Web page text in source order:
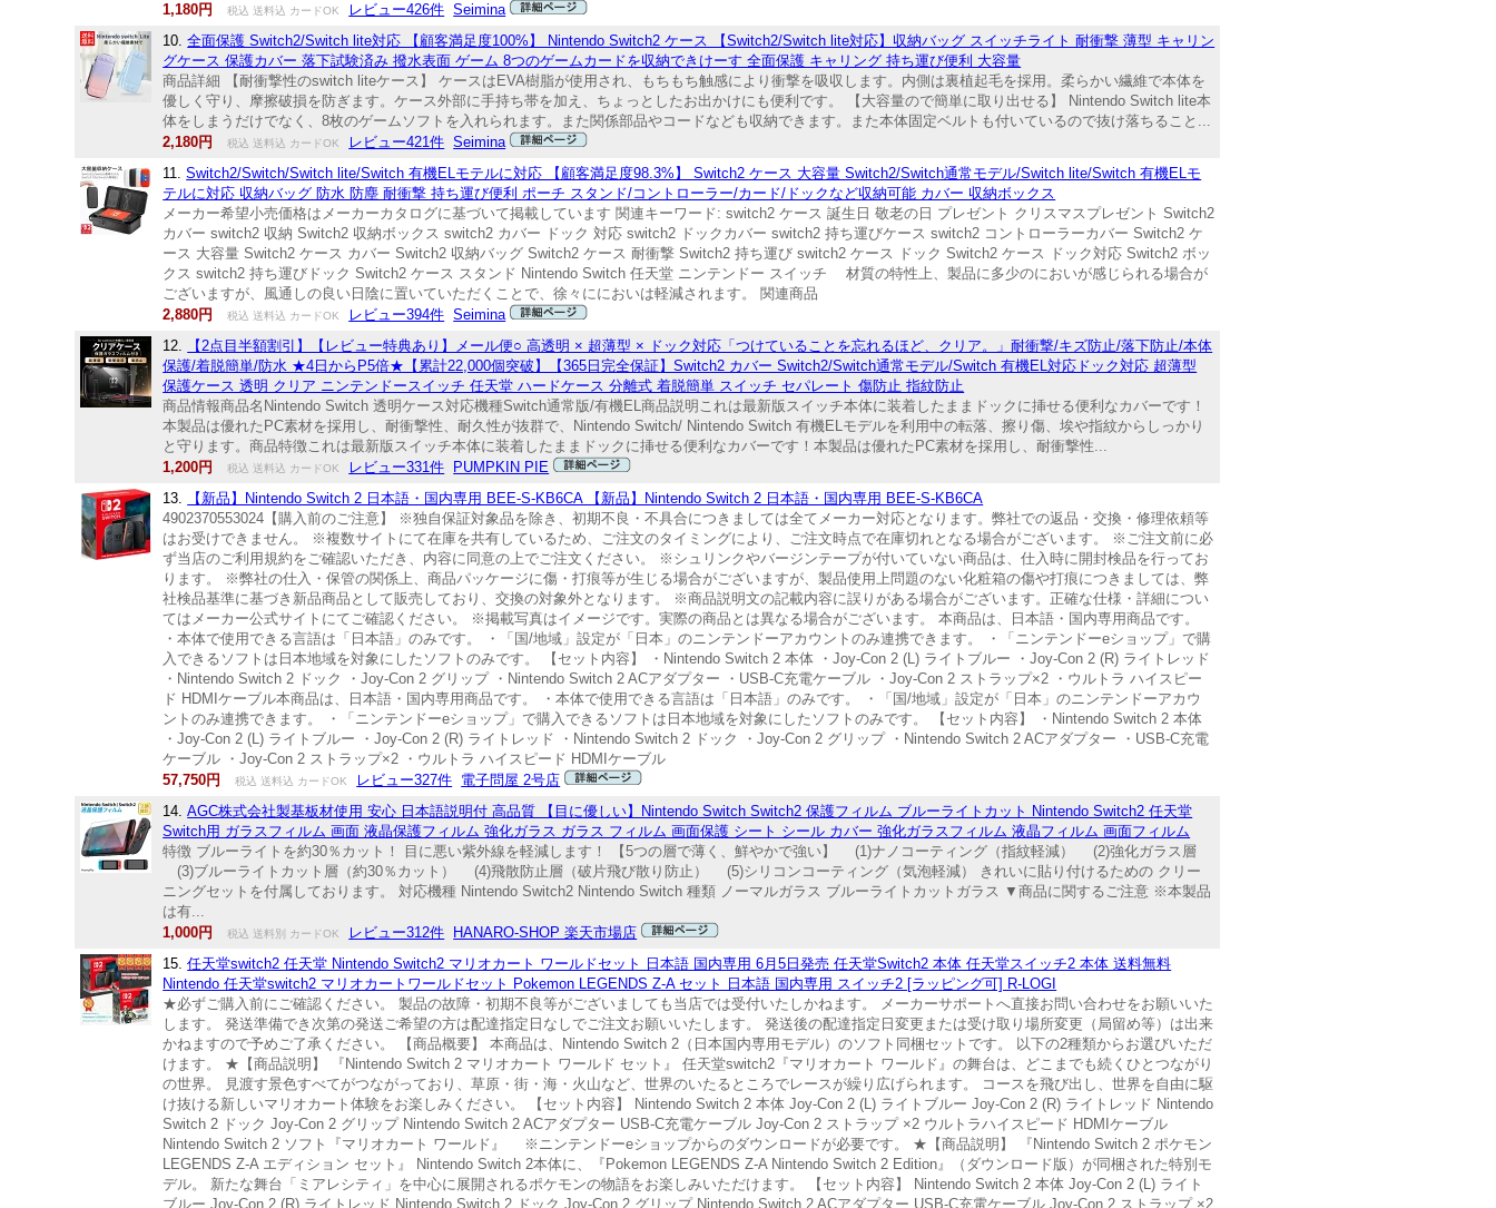
1,180円
税込 送料込 カードOK レビュー426件 Seimina
10.全面保護 Switch2/Switch lite対応 【顧客満足度100%】 Nintendo Switch2 ケース 【Switch2/Switch lite対応】収納バッグ スイッチライト 耐衝撃 薄型 キャリン
グケース 保護カバー 落下試験済み 撥水表面 ゲーム 8つのゲームカードを収納できけーす 全面保護 キャリング 持ち運び便利 大容量
商品詳細 【耐衝撃性のswitch liteケース】 ケースはEVA樹脂が使用され、もちもち触感により衝撃を吸収します。内側は裏植起毛を採用。柔らかい繊維で本体を
優しく守り、摩擦破損を防ぎます。ケース外部に手持ち帯を加え、ちょっとしたお出かけにも便利です。 【大容量ので簡単に取り出せる】 Nintendo Switch lite本
体をしまうだけでなく、8枚のゲームソフトを入れられます。また関係部品やコードなども収納できます。また本体固定ベルトも付いているので抜け落ちること...
2,180円
税込 送料込 カードOK レビュー421件 Seimina
11.Switch2/Switch/Switch lite/Switch 有機ELモテルに対応 【顧客満足度98.3%】 Switch2 ケース 大容量 Switch2/Switch通常モデル/Switch lite/Switch 有機ELモ
テルに対応 収納バッグ 防水 防塵 耐衝撃 持ち運び便利 ポーチ スタンド/コントローラー/カード/ドックなど収納可能 カバー 収納ボックス
メーカー希望小売価格はメーカーカタログに基づいて掲載しています 関連キーワード: switch2 ケース 誕生日 敬老の日 プレゼント クリスマスプレゼント Switch2
カバー switch2 収納 Switch2 収納ボックス switch2 カバー ドック 対応 switch2 ドックカバー switch2 持ち運びケース switch2 コントローラーカバー Switch2 ケ
ース 大容量 Switch2 ケース カバー Switch2 収納バッグ Switch2 ケース 耐衝撃 Switch2 持ち運び switch2 ケース ドック Switch2 ケース ドック対応 Switch2 ボッ
クス switch2 持ち運びドック Switch2 ケース スタンド Nintendo Switch 任天堂 ニンテンドー スイッチ 材質の特性上、製品に多少のにおいが感じられる場合が
ございますが、風通しの良い日陰に置いていただくことで、徐々ににおいは軽減されます。 関連商品
2,880円
税込 送料込 カードOK レビュー394件 Seimina
12.
【2点目半額割引】【レビュー特典あり】メール便○ 高透明 × 超薄型 × ドック対応「つけていることを忘れるほど、クリア。」耐衝撃/キズ防止/落下防止/本体
保護/着脱簡単/防水 ★4日からP5倍★【累計22,000個突破】【365日完全保証】Switch2 カバー Switch2/Switch通常モデル/Switch 有機EL対応ドック対応 超薄型
保護ケース 透明 クリア ニンテンドースイッチ 任天堂 ハードケース 分離式 着脱簡単 スイッチ セパレート 傷防止 指紋防止
商品情報商品名Nintendo Switch 透明ケース対応機種Switch通常版/有機EL商品説明これは最新版スイッチ本体に装着したままドックに挿せる便利なカバーです！
本製品は優れたPC素材を採用し、耐衝撃性、耐久性が抜群で、Nintendo Switch/ Nintendo Switch 有機ELモデルを利用中の転落、擦り傷、埃や指紋からしっかり
と守ります。商品特徴これは最新版スイッチ本体に装着したままドックに挿せる便利なカバーです！本製品は優れたPC素材を採用し、耐衝撃性...
1,200円
税込 送料込 カードOK レビュー331件
PUMPKIN PIE
13.
【新品】Nintendo Switch 2 日本語・国内専用 BEE-S-KB6CA 【新品】Nintendo Switch 2 日本語・国内専用 BEE-S-KB6CA
4902370553024【購入前のご注意】 ※独自保証対象品を除き、初期不良・不具合につきましては全てメーカー対応となります。弊社での返品・交換・修理依頼等
はお受けできません。 ※複数サイトにて在庫を共有しているため、ご注文のタイミングにより、ご注文時点で在庫切れとなる場合がございます。 ※ご注文前に必
ず当店のご利用規約をご確認いただき、内容に同意の上でご注文ください。 ※シュリンクやバージンテープが付いていない商品は、仕入時に開封検品を行ってお
ります。 ※弊社の仕入・保管の関係上、商品パッケージに傷・打痕等が生じる場合がございますが、製品使用上問題のない化粧箱の傷や打痕につきましては、弊
社検品基準に基づき新品商品として販売しており、交換の対象外となります。 ※商品説明文の記載内容に誤りがある場合がございます。正確な仕様・詳細につい
てはメーカー公式サイトにてご確認ください。 ※掲載写真はイメージです。実際の商品とは異なる場合がございます。 本商品は、日本語・国内専用商品です。
・本体で使用できる言語は「日本語」のみです。 ・「国/地域」設定が「日本」のニンテンドーアカウントのみ連携できます。 ・「ニンテンドーeショップ」で購
入できるソフトは日本地域を対象にしたソフトのみです。 【セット内容】 ・Nintendo Switch 2 本体 ・Joy-Con 2 (L) ライトブルー ・Joy-Con 2 (R) ライトレッド
・Nintendo Switch 2 ドック ・Joy-Con 2 グリップ ・Nintendo Switch 2 ACアダプター ・USB-C充電ケーブル ・Joy-Con 2 ストラップ×2 ・ウルトラ ハイスピー
ド HDMIケーブル本商品は、日本語・国内専用商品です。 ・本体で使用できる言語は「日本語」のみです。 ・「国/地域」設定が「日本」のニンテンドーアカウ
ントのみ連携できます。 ・「ニンテンドーeショップ」で購入できるソフトは日本地域を対象にしたソフトのみです。 【セット内容】 ・Nintendo Switch 2 本体
・Joy-Con 2 (L) ライトブルー ・Joy-Con 2 (R) ライトレッド ・Nintendo Switch 2 ドック ・Joy-Con 2 グリップ ・Nintendo Switch 2 ACアダプター ・USB-C充電
ケーブル ・Joy-Con 2 ストラップ×2 ・ウルトラ ハイスピード HDMIケーブル
57,750円
税込 送料込 カードOK レビュー327件 電子問屋 2号店
14.AGC株式会社製基板材使用 安心 日本語説明付 高品質 【目に優しい】Nintendo Switch Switch2 保護フィルム ブルーライトカット Nintendo Switch2 任天堂
Switch用 ガラスフィルム 画面 液晶保護フィルム 強化ガラス ガラス フィルム 画面保護 シート シール カバー 強化ガラスフィルム 液晶フィルム 画面フィルム
特徴 ブルーライトを約30％カット！ 目に悪い紫外線を軽減します！ 【5つの層で薄く、鮮やかで強い】 (1)ナノコーティング（指紋軽減） (2)強化ガラス層
(3)ブルーライトカット層（約30％カット） (4)飛散防止層（破片飛び散り防止） (5)シリコンコーティング（気泡軽減） きれいに貼り付けるための クリー
ニングセットを付属しております。 対応機種 Nintendo Switch2 Nintendo Switch 種類 ノーマルガラス ブルーライトカットガラス ▼商品に関するご注意 ※本製品
は有...
1,000円
税込 送料別 カードOK レビュー312件
HANARO-SHOP 楽天市場店
15.任天堂switch2 任天堂 Nintendo Switch2 マリオカート ワールドセット 日本語 国内専用 6月5日発売 任天堂Switch2 本体 任天堂スイッチ2 本体 送料無料
Nintendo 任天堂switch2 マリオカートワールドセット Pokemon LEGENDS Z-A セット 日本語 国内専用 スイッチ2 [ラッピング可] R-LOGI
★必ずご購入前にご確認ください。 製品の故障・初期不良等がございましても当店では受付いたしかねます。 メーカーサポートへ直接お問い合わせをお願いいた
します。 発送準備でき次第の発送ご希望の方は配達指定日なしでご注文お願いいたします。 発送後の配達指定日変更または受け取り場所変更（局留め等）は出来
かねますので予めご了承ください。 【商品概要】 本商品は、Nintendo Switch 2（日本国内専用モデル）のソフト同梱セットです。 以下の2種類からお選びいただ
けます。 ★【商品説明】 『Nintendo Switch 2 マリオカート ワールド セット』 任天堂switch2『マリオカート ワールド』の舞台は、どこまでも続くひとつながり
の世界。 見渡す景色すべてがつながっており、草原・街・海・火山など、世界のいたるところでレースが繰り広げられます。 コースを飛び出し、世界を自由に駆
け抜ける新しいマリオカート体験をお楽しみください。 【セット内容】 Nintendo Switch 2 本体 Joy-Con 2 (L) ライトブルー Joy-Con 2 (R) ライトレッド Nintendo
Switch 2 ドック Joy-Con 2 グリップ Nintendo Switch 2 ACアダプター USB-C充電ケーブル Joy-Con 2 ストラップ ×2 ウルトラハイスピード HDMIケーブル
Nintendo Switch 2 ソフト『マリオカート ワールド』 ※ニンテンドーeショップからのダウンロードが必要です。 ★【商品説明】 『Nintendo Switch 2 ポケモン
LEGENDS Z-A エディション セット』 Nintendo Switch 2本体に、『Pokemon LEGENDS Z-A Nintendo Switch 2 Edition』（ダウンロード版）が同梱された特別モ
デル。 新たな舞台「ミアレシティ」を中心に展開されるポケモンの物語をお楽しみいただけます。 【セット内容】 Nintendo Switch 2 本体 Joy-Con 2 (L) ライト
ブルー Joy-Con 2 (R) ライトレッド Nintendo Switch 2 ドック Joy-Con 2 グリップ Nintendo Switch 2 ACアダプター USB-C充電ケーブル Joy-Con 2 ストラップ ×2